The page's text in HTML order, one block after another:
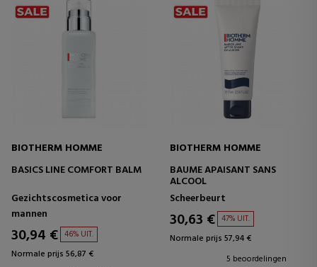
BIOTHERM HOMME
BASICS LINE COMFORT BALM
Gezichtscosmetica voor
mannen
30,94 € 46% UIT.
Normale prijs 56,87 €
BIOTHERM HOMME
BAUME APAISANT SANS
ALCOOL
Scheerbeurt
30,63 € 47% UIT.
Normale prijs 57,94 €
5 beoordelingen